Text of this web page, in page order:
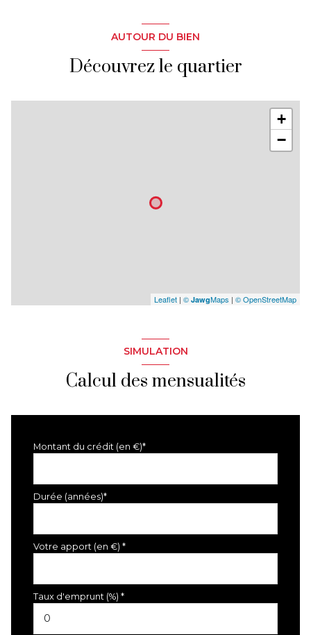
AUTOUR DU BIEN
Découvrez le quartier
+
−
Leaflet | © JawgMaps | © OpenStreetMap
SIMULATION
Calcul des mensualités
Montant du crédit (en €)*
Durée (années)*
Votre apport (en €) *
Taux d'emprunt (%) *